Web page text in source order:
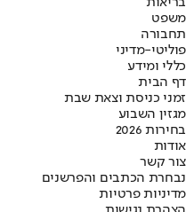
משפט
תחבורה
פוליטי-מדיני
כללי ומידע
דף הבית
זמני כניסת וצאת שבת
מגזין השבוע
בחירות 2026
אודות
צור קשר
נבחרת הכתבים והפרשנים
מדיניות פרטיות